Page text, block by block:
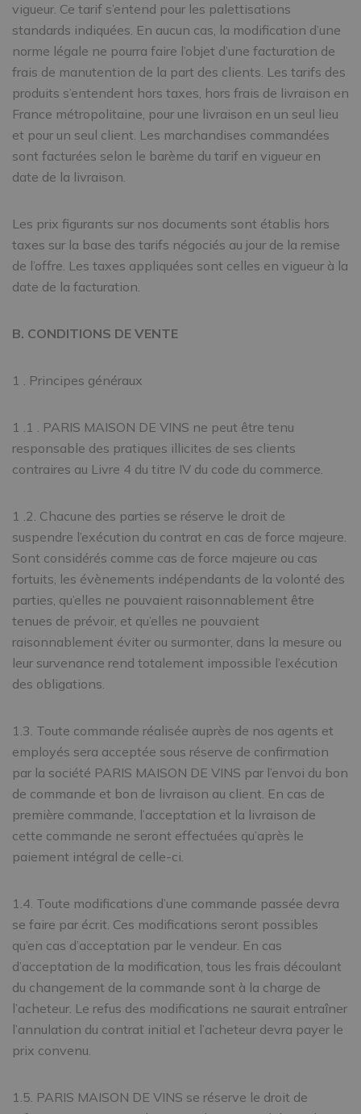
vigueur. Ce tarif s’entend pour les palettisations
standards indiquées. En aucun cas, la modification d’une
norme légale ne pourra faire l’objet d’une facturation de
frais de manutention de la part des clients. Les tarifs des
produits s’entendent hors taxes, hors frais de livraison en
France métropolitaine, pour une livraison en un seul lieu
et pour un seul client. Les marchandises commandées
sont facturées selon le barème du tarif en vigueur en
date de la livraison.
Les prix figurants sur nos documents sont établis hors
taxes sur la base des tarifs négociés au jour de la remise
de l’offre. Les taxes appliquées sont celles en vigueur à la
date de la facturation.
B. CONDITIONS DE VENTE
1 . Principes généraux
1 .1 . PARIS MAISON DE VINS ne peut être tenu
responsable des pratiques illicites de ses clients
contraires au Livre 4 du titre IV du code du commerce.
1 .2. Chacune des parties se réserve le droit de
suspendre l’exécution du contrat en cas de force majeure.
Sont considérés comme cas de force majeure ou cas
fortuits, les évènements indépendants de la volonté des
parties, qu’elles ne pouvaient raisonnablement être
tenues de prévoir, et qu’elles ne pouvaient
raisonnablement éviter ou surmonter, dans la mesure ou
leur survenance rend totalement impossible l’exécution
des obligations.
1.3. Toute commande réalisée auprès de nos agents et
employés sera acceptée sous réserve de confirmation
par la société PARIS MAISON DE VINS par l’envoi du bon
de commande et bon de livraison au client. En cas de
première commande, l’acceptation et la livraison de
cette commande ne seront effectuées qu’après le
paiement intégral de celle-ci.
1.4. Toute modifications d’une commande passée devra
se faire par écrit. Ces modifications seront possibles
qu’en cas d’acceptation par le vendeur. En cas
d’acceptation de la modification, tous les frais découlant
du changement de la commande sont à la charge de
l’acheteur. Le refus des modifications ne saurait entraîner
l’annulation du contrat initial et l’acheteur devra payer le
prix convenu.
1.5. PARIS MAISON DE VINS se réserve le droit de